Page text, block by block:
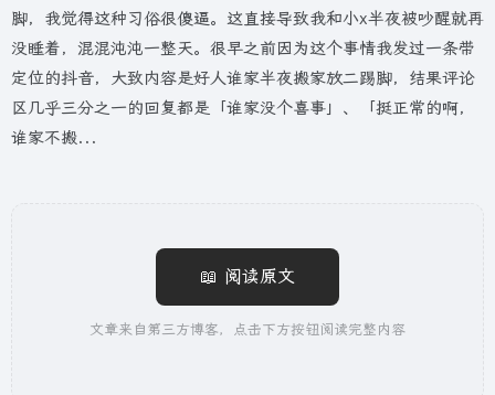
脚，我觉得这种习俗很傻逼。这直接导致我和小x半夜被吵醒就再
没睡着，混混沌沌一整天。很早之前因为这个事情我发过一条带
定位的抖音，大致内容是好人谁家半夜搬家放二踢脚，结果评论
区几乎三分之一的回复都是「谁家没个喜事」、「挺正常的啊，
谁家不搬...
📖 阅读原文
文章来自第三方博客，点击下方按钮阅读完整内容